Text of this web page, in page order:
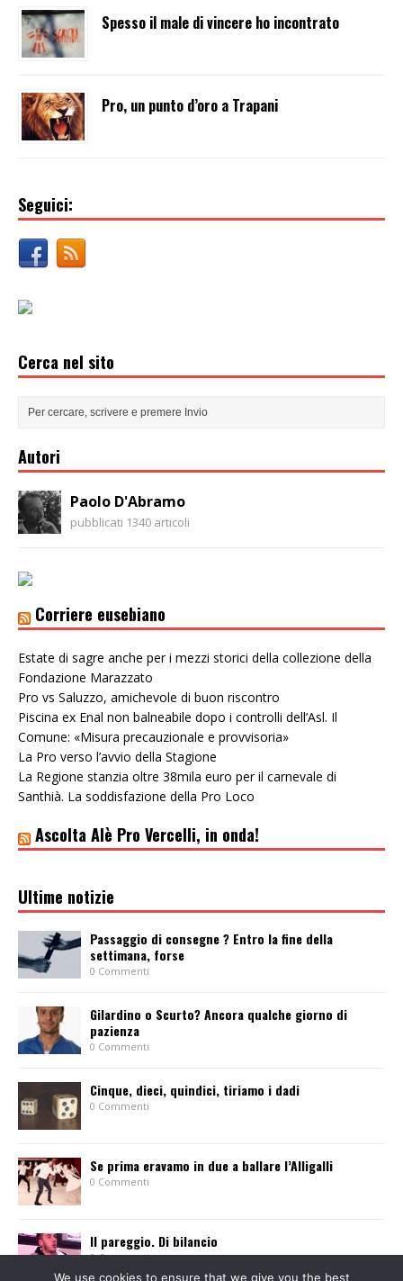
Spesso il male di vincere ho incontrato
Pro, un punto d’oro a Trapani
Seguici:
Cerca nel sito
Autori
Paolo D'Abramo
pubblicati 1340 articoli
Corriere eusebiano
Estate di sagre anche per i mezzi storici della collezione della
Fondazione Marazzato
Pro vs Saluzzo, amichevole di buon riscontro
Piscina ex Enal non balneabile dopo i controlli dell’Asl. Il
Comune: «Misura precauzionale e provvisoria»
La Pro verso l’avvio della Stagione
La Regione stanzia oltre 38mila euro per il carnevale di
Santhià. La soddisfazione della Pro Loco
Ascolta Alè Pro Vercelli, in onda!
Ultime notizie
Passaggio di consegne ? Entro la fine della
settimana, forse
0 Commenti
Gilardino o Scurto? Ancora qualche giorno di
pazienza
0 Commenti
Cinque, dieci, quindici, tiriamo i dadi
0 Commenti
Se prima eravamo in due a ballare l’Alligalli
0 Commenti
Il pareggio. Di bilancio
0 Commenti
We use cookies to ensure that we give you the best